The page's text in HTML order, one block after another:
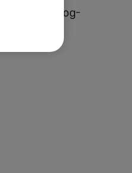
gibt der Blog-
der